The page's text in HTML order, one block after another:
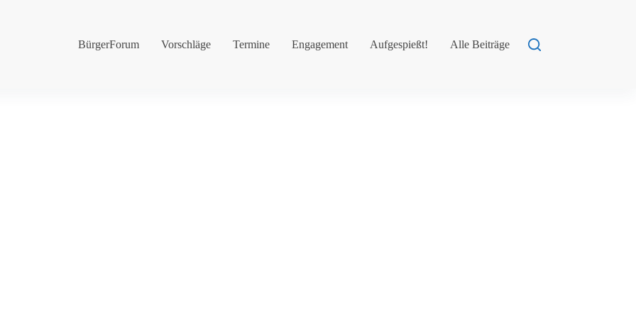
BürgerForum Vorschläge Termine Engagement Aufgespießt! Alle Beiträge